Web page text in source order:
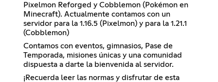
Pixelmon Reforged y Cobblemon (Pokémon en
Minecraft). Actualmente contamos con un
servidor para la 1.16.5 (Pixelmon) y para la 1.21.1
(Cobblemon)
Contamos con eventos, gimnasios, Pase de
Temporada, misiones únicas y una comunidad
dispuesta a darte la bienvenida al servidor.
¡Recuerda leer las normas y disfrutar de esta